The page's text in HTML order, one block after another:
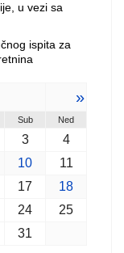
u vezi sa
ispita za
»
Sub Ned
3
4
10
11
17
18
24
25
31